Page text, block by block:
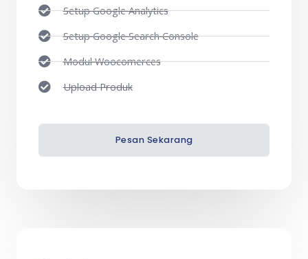
Setup Google Analytics
Setup Google Search Console
Modul Woocomerces
Upload Produk
Pesan Sekarang